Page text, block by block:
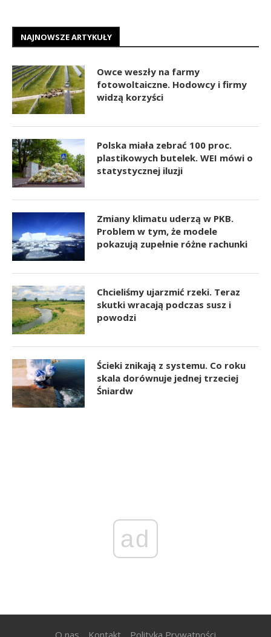
NAJNOWSZE ARTYKUŁY
Owce weszły na farmy
fotowoltaiczne. Hodowcy i firmy
widzą korzyści
Polska miała zebrać 100 proc.
plastikowych butelek. WEI mówi o
statystycznej iluzji
Zmiany klimatu uderzą w PKB.
Problem w tym, że modele
pokazują zupełnie różne rachunki
Chcieliśmy ujarzmić rzeki. Teraz
skutki wracają podczas susz i
powodzi
Ścieki znikają z systemu. Co roku
skala dorównuje jednej trzeciej
Śniardw
ad
O nas Kontakt Polityka Prywatności